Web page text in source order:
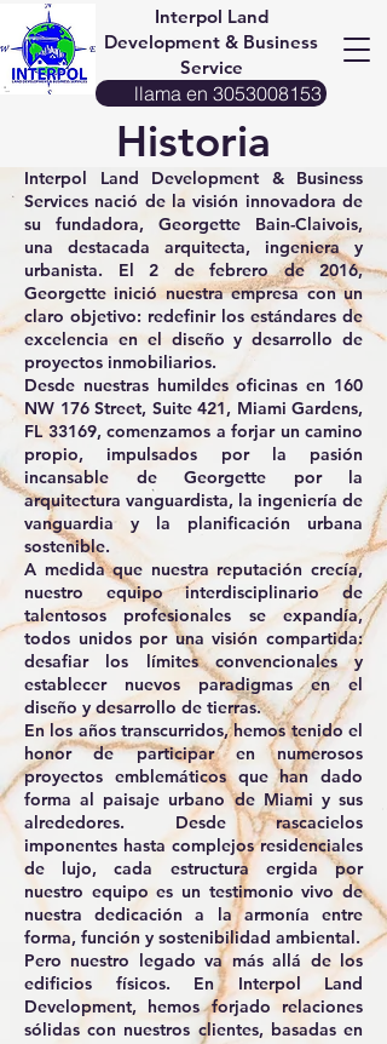
Interpol Land
Development & Business
Service
llama en 3053008153
Historia
Interpol Land Development & Business
Services nació de la visión innovadora de
su fundadora, Georgette Bain-Claivois,
una destacada arquitecta, ingeniera y
urbanista. El 2 de febrero de 2016,
Georgette inició nuestra empresa con un
claro objetivo: redefinir los estándares de
excelencia en el diseño y desarrollo de
proyectos inmobiliarios.
Desde nuestras humildes oficinas en 160
NW 176 Street, Suite 421, Miami Gardens,
FL 33169, comenzamos a forjar un camino
propio, impulsados ​​por la pasión
incansable de Georgette por la
arquitectura vanguardista, la ingeniería de
vanguardia y la planificación urbana
sostenible.
A medida que nuestra reputación crecía,
nuestro equipo interdisciplinario de
talentosos profesionales se expandía,
todos unidos por una visión compartida:
desafiar los límites convencionales y
establecer nuevos paradigmas en el
diseño y desarrollo de tierras.
En los años transcurridos, hemos tenido el
honor de participar en numerosos
proyectos emblemáticos que han dado
forma al paisaje urbano de Miami y sus
alrededores. Desde rascacielos
imponentes hasta complejos residenciales
de lujo, cada estructura ergida por
nuestro equipo es un testimonio vivo de
nuestra dedicación a la armonía entre
forma, función y sostenibilidad ambiental.
Pero nuestro legado va más allá de los
edificios físicos. En Interpol Land
Development, hemos forjado relaciones
sólidas con nuestros clientes, basadas en